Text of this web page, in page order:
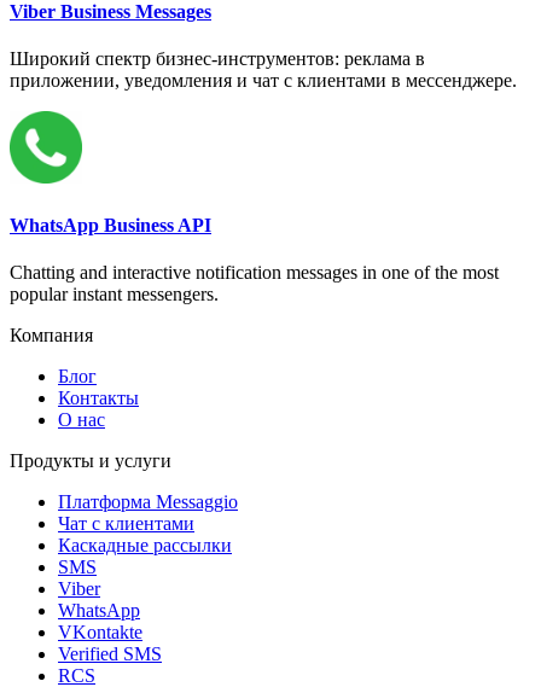
Viber Business Messages
Широкий спектр бизнес-инструментов: реклама в
приложении, уведомления и чат с клиентами в мессенджере.
WhatsApp Business API
Chatting and interactive notification messages in one of the most
popular instant messengers.
Компания
Блог
Контакты
О нас
Продукты и услуги
Платформа Messaggio
Чат с клиентами
Каскадные рассылки
SMS
Viber
WhatsApp
VKontakte
Verified SMS
RCS